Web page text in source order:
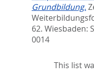
Grundbildung.
62. Wiesbaden:
0014
This list